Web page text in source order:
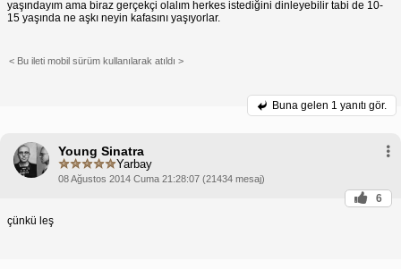
yaşındayım ama biraz gerçekçi olalım herkes istediğini dinleyebilir tabi de 10-
15 yaşında ne aşkı neyin kafasını yaşıyorlar.
< Bu ileti mobil sürüm kullanılarak atıldı >
Buna gelen 1 yanıtı gör.
Young Sinatra
Yarbay
08 Ağustos 2014 Cuma 21:28:07 (21434 mesaj)
6
çünkü leş